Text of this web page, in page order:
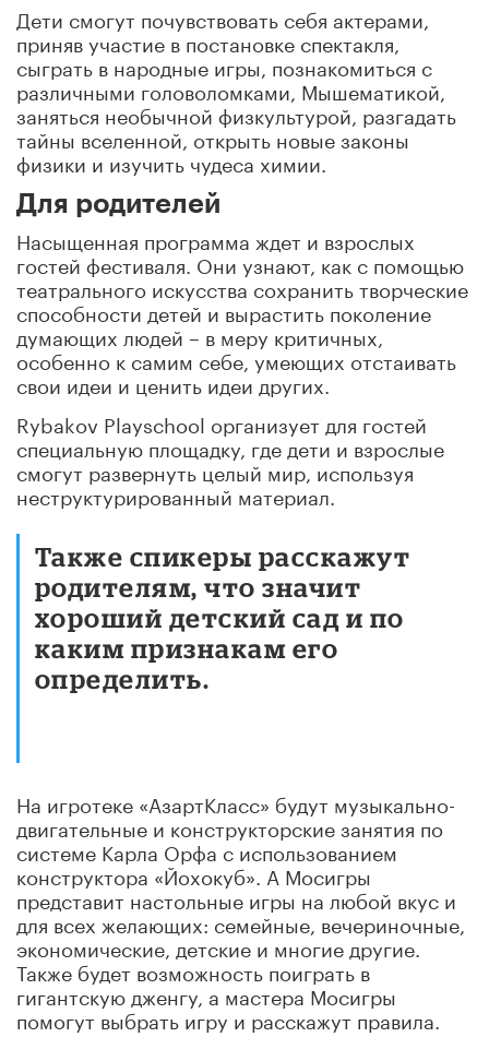
Дети смогут почувствовать себя актерами,
приняв участие в постановке спектакля,
сыграть в народные игры, познакомиться с
различными головоломками, Мышематикой,
заняться необычной физкультурой, разгадать
тайны вселенной, открыть новые законы
физики и изучить чудеса химии.
Для родителей
Насыщенная программа ждет и взрослых
гостей фестиваля. Они узнают, как с помощью
театрального искусства сохранить творческие
способности детей и вырастить поколение
думающих людей – в меру критичных,
особенно к самим себе, умеющих отстаивать
свои идеи и ценить идеи других.
Rybakov Playschool организует для гостей
специальную площадку, где дети и взрослые
смогут развернуть целый мир, используя
неструктурированный материал.
Также спикеры расскажут
родителям, что значит
хороший детский сад и по
каким признакам его
определить.
На игротеке «АзартКласс» будут музыкально-
двигательные и конструкторские занятия по
системе Карла Орфа с использованием
конструктора «Йохокуб». А Мосигры
представит настольные игры на любой вкус и
для всех желающих: семейные, вечериночные,
экономические, детские и многие другие.
Также будет возможность поиграть в
гигантскую дженгу, а мастера Мосигры
помогут выбрать игру и расскажут правила.